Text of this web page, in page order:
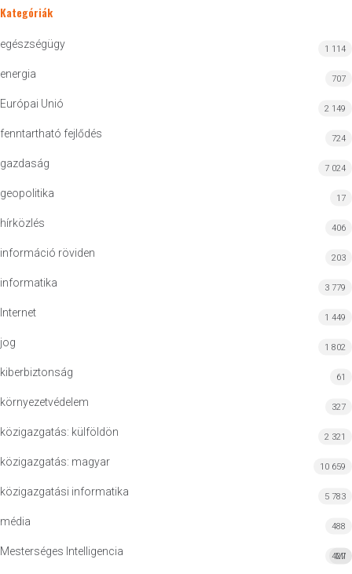
Kategóriák
egészségügy 1 114
energia 707
Európai Unió 2 149
fenntartható fejlődés 724
gazdaság 7 024
geopolitika 17
hírközlés 406
információ röviden 203
informatika 3 779
Internet 1 449
jog 1 802
kiberbiztonság 61
környezetvédelem 327
közigazgatás: külföldön 2 321
közigazgatás: magyar 10 659
közigazgatási informatika 5 783
média 488
Mesterséges Intelligencia MI
427